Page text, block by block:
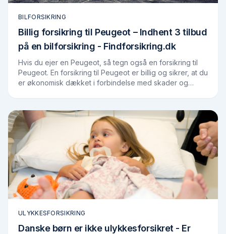
BILFORSIKRING
Billig forsikring til Peugeot – Indhent 3 tilbud
på en bilforsikring - Findforsikring.dk
Hvis du ejer en Peugeot, så tegn også en forsikring til
Peugeot. En forsikring til Peugeot er billig og sikrer, at du
er økonomisk dækket i forbindelse med skader og
ULYKKESFORSIKRING
Danske børn er ikke ulykkesforsikret - Er